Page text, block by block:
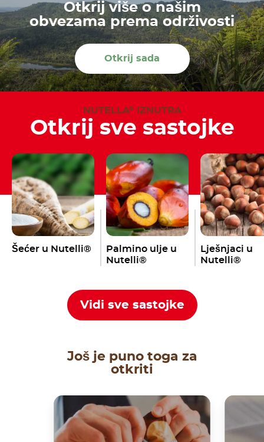
Otkrij više o našim
obvezama prema održivosti
Otkrij sada
NUTELLA® IZNUTRA
Otkrij sve sastojke
Šećer u Nutelli®
Palmino ulje u
Nutelli®
Lješnjaci u
Nutelli®
Vidi sve sastojke
Još je puno toga za
otkriti